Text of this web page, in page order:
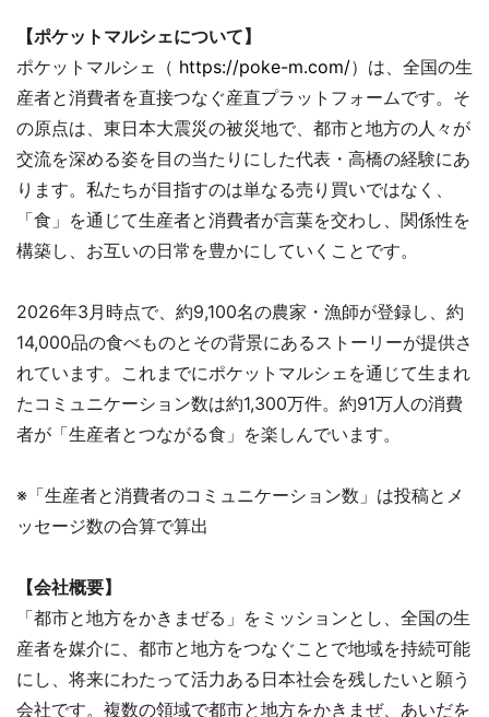
【ポケットマルシェについて】
ポケットマルシェ（ https://poke-m.com/）は、全国の生
産者と消費者を直接つなぐ産直プラットフォームです。そ
の原点は、東日本大震災の被災地で、都市と地方の人々が
交流を深める姿を目の当たりにした代表・高橋の経験にあ
ります。私たちが目指すのは単なる売り買いではなく、
「食」を通じて生産者と消費者が言葉を交わし、関係性を
構築し、お互いの日常を豊かにしていくことです。
2026年3月時点で、約9,100名の農家・漁師が登録し、約
14,000品の食べものとその背景にあるストーリーが提供さ
れています。これまでにポケットマルシェを通じて生まれ
たコミュニケーション数は約1,300万件。約91万人の消費
者が「生産者とつながる食」を楽しんでいます。
※「生産者と消費者のコミュニケーション数」は投稿とメ
ッセージ数の合算で算出
【会社概要】
「都市と地方をかきまぜる」をミッションとし、全国の生
産者を媒介に、都市と地方をつなぐことで地域を持続可能
にし、将来にわたって活力ある日本社会を残したいと願う
会社です。複数の領域で都市と地方をかきまぜ、あいだを